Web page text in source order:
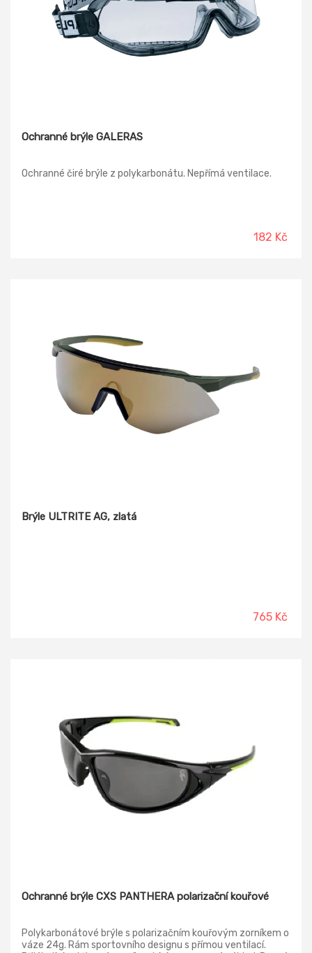
Ochranné brýle GALERAS
Ochranné čiré brýle z polykarbonátu. Nepřímá ventilace.
182 Kč
Brýle ULTRITE AG, zlatá
765 Kč
Ochranné brýle CXS PANTHERA polarizační kouřové
Polykarbonátové brýle s polarizačním kouřovým zorníkem o
váze 24g. Rám sportovního designu s přímou ventilací.